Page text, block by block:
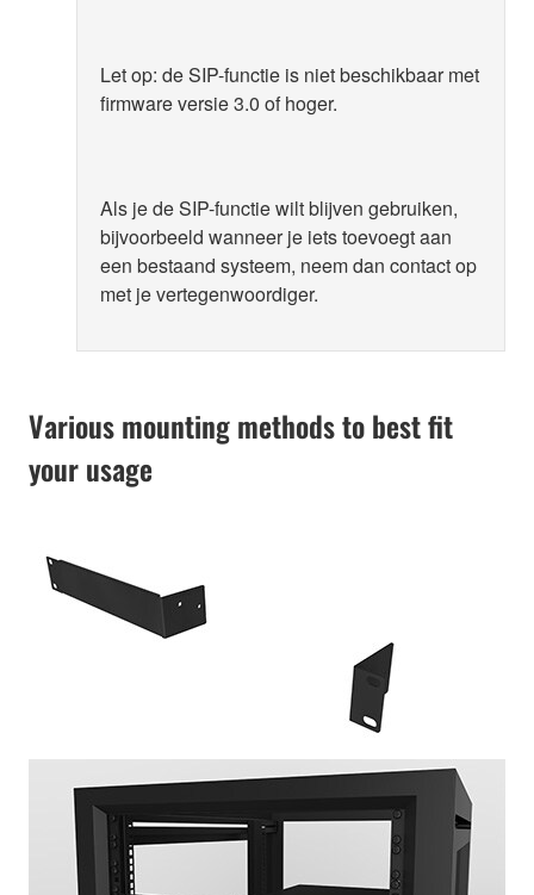
Let op: de SIP-functie is niet beschikbaar met
firmware versie 3.0 of hoger.
Als je de SIP-functie wilt blijven gebruiken,
bijvoorbeeld wanneer je iets toevoegt aan
een bestaand systeem, neem dan contact op
met je vertegenwoordiger.
Various mounting methods to best fit
your usage